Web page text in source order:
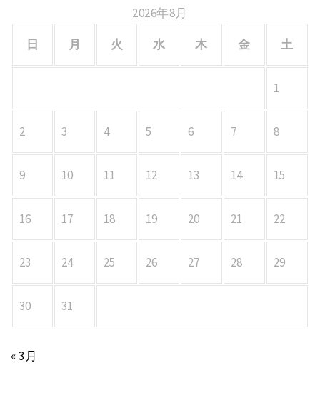
2026年8月
日
月 火 水 木 金 土
1
2 3 4 5 6 7 8
9 10 11 12 13 14 15
16 17 18 19 20 21 22
23 24 25 26 27 28 29
30 31
« 3月